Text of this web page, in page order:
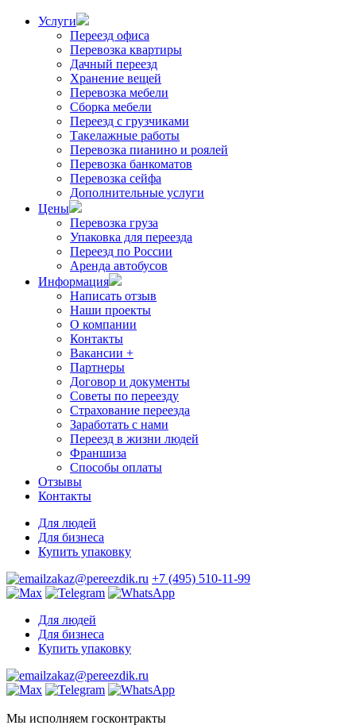
Услуги
Переезд офиса
Перевозка квартиры
Дачный переезд
Хранение вещей
Перевозка мебели
Сборка мебели
Переезд с грузчиками
Такелажные работы
Перевозка пианино и роялей
Перевозка банкоматов
Перевозка сейфа
Дополнительные услуги
Цены
Перевозка груза
Упаковка для переезда
Переезд по России
Аренда автобусов
Информация
Написать отзыв
Наши проекты
О компании
Контакты
Вакансии +
Партнеры
Договор и документы
Советы по переезду
Страхование переезда
Заработать с нами
Переезд в жизни людей
Франшиза
Способы оплаты
Отзывы
Контакты
Для людей
Для бизнеса
Купить упаковку
zakaz@pereezdik.ru +7 (495) 510-11-99
Для людей
Для бизнеса
Купить упаковку
zakaz@pereezdik.ru
Мы исполняем госконтракты